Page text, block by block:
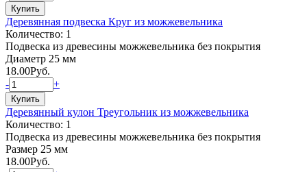
Деревянная подвеска Круг из можжевельника
Количество: 1
Подвеска из древесины можжевельника без покрытия
Диаметр 25 мм
18.00Руб.
-
+
Деревянный кулон Треугольник из можжевельника
Количество: 1
Подвеска из древесины можжевельника без покрытия
Размер 25 мм
18.00Руб.